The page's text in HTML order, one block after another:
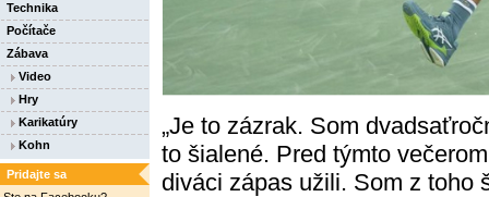
Technika
Počítače
Zábava
Video
Hry
Karikatúry
Kohn
Pridajte sa
„Je to zázrak. Som
to šialené. Pred týmto
diváci zápas užili. Som z toho